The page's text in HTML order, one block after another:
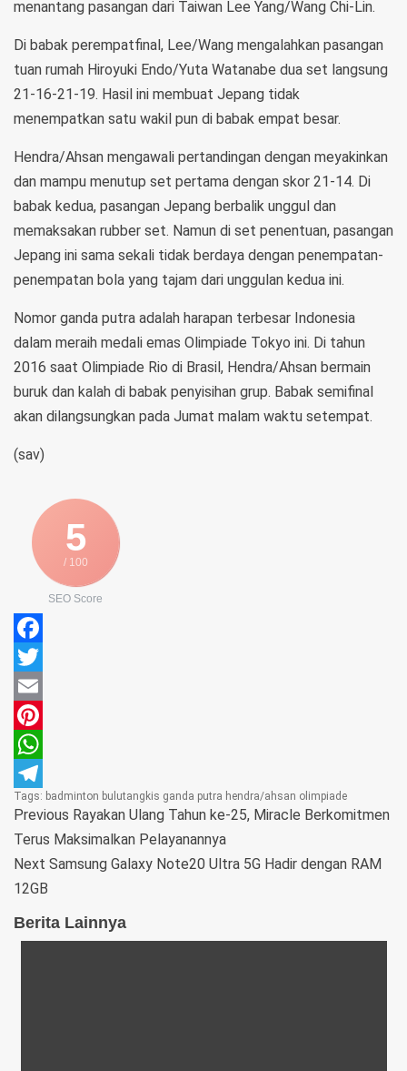
menantang pasangan dari Taiwan Lee Yang/Wang Chi-Lin.
Di babak perempatfinal, Lee/Wang mengalahkan pasangan
tuan rumah Hiroyuki Endo/Yuta Watanabe dua set langsung
21-16-21-19. Hasil ini membuat Jepang tidak
menempatkan satu wakil pun di babak empat besar.
Hendra/Ahsan mengawali pertandingan dengan meyakinkan
dan mampu menutup set pertama dengan skor 21-14. Di
babak kedua, pasangan Jepang berbalik unggul dan
memaksakan rubber set. Namun di set penentuan, pasangan
Jepang ini sama sekali tidak berdaya dengan penempatan-
penempatan bola yang tajam dari unggulan kedua ini.
Nomor ganda putra adalah harapan terbesar Indonesia
dalam meraih medali emas Olimpiade Tokyo ini. Di tahun
2016 saat Olimpiade Rio di Brasil, Hendra/Ahsan bermain
buruk dan kalah di babak penyisihan grup. Babak semifinal
akan dilangsungkan pada Jumat malam waktu setempat.
(sav)
5
/ 100
SEO Score
Facebook
Twitter
Email
Pinterest
WhatsApp
Telegram
Tags: badminton bulutangkis ganda putra hendra/ahsan olimpiade
Previous Rayakan Ulang Tahun ke-25, Miracle Berkomitmen
Terus Maksimalkan Pelayanannya
Next Samsung Galaxy Note20 Ultra 5G Hadir dengan RAM
12GB
Berita Lainnya